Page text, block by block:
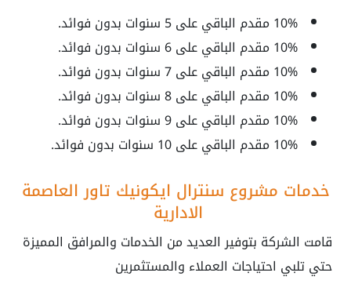
10% مقدم الباقي على 5 سنوات بدون فوائد.
10% مقدم الباقي على 6 سنوات بدون فوائد.
10% مقدم الباقي على 7 سنوات بدون فوائد.
10% مقدم الباقي على 8 سنوات بدون فوائد.
10% مقدم الباقي على 9 سنوات بدون فوائد.
10% مقدم الباقي على 10 سنوات بدون فوائد.
خدمات مشروع سنترال ايكونيك تاور العاصمة
الادارية
قامت الشركة بتوفير العديد من الخدمات والمرافق المميزة
حتي تلبي احتياجات العملاء والمستثمرين